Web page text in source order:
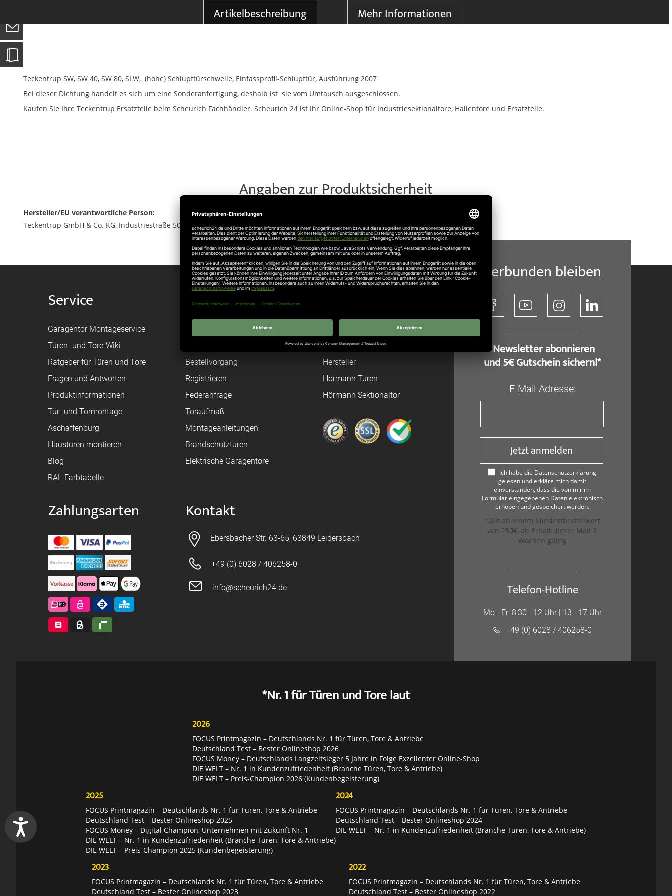
Artikelbeschreibung Mehr Informationen
Teckentrup SW, SW 40, SW 80, SLW, (hohe) Schlupftürschwelle, Einfassprofil-Schlupftür, Ausführung 2007
Bei dieser Dichtung handelt es sich um eine Sonderanfertigung, deshalb ist sie vom Umtausch ausgeschlossen.
Kaufen Sie Ihre Teckentrup Ersatzteile beim Scheurich Fachhändler. Scheurich 24 ist Ihr Online-Shop für Industriesektionaltore, Hallentore und Ersatzteile.
Angaben zur Produktsicherheit
Hersteller/EU verantwortliche Person:
Teckentrup GmbH & Co. KG, Industriestraße 50, 33415 Verl-Sürenheide, Telefon 05246 504-0 , info@teckentrup.biz
Service
Garagentor Montageservice
Türen- und Tore-Wiki
Ratgeber für Türen und Tore
Fragen und Antworten
Produktinformationen
Tür- und Tormontage
Aschaffenburg
Haustüren montieren
Blog
RAL-Farbtabelle
Shop
Bestellvorgang
Registrieren
Federanfrage
Toraufmaß
Montageanleitungen
Brandschutztüren
Elektrische Garagentore
Stellenangebote
Hersteller
Hörmann Türen
Hörmann Sektionaltor
Zahlungsarten Kontakt
Ebersbacher Str. 63-65, 63849 Leidersbach
+49 (0) 6028 / 406258-0
info@scheurich24.de
Verbunden bleiben
​ Newsletter abonnieren
und 5€ Gutschein sichern!*
E-Mail-Adresse:
Jetzt anmelden
Ich habe die Datenschutzerklärung
gelesen und erkläre mich damit
einverstanden, dass die von mir im
Formular eingegebenen Daten elektronisch
erhoben und gespeichert werden.
*Gilt ab einem Mindestbestellwert
von 250€, ab Erhalt dieser Mail 2
Wochen gültig
Telefon-Hotline
Mo - Fr: 8:30 - 12 Uhr | 13 - 17 Uhr
+49 (0) 6028 / 406258-0
*Nr. 1 für Türen und Tore laut
2026
FOCUS Printmagazin – Deutschlands Nr. 1 für Türen, Tore & Antriebe
Deutschland Test – Bester Onlineshop 2026
FOCUS Money – Deutschlands Langzeitsieger 5 Jahre in Folge Exzellenter Online-Shop
DIE WELT – Nr. 1 in Kundenzufriedenheit (Branche Türen, Tore & Antriebe)
DIE WELT – Preis-Champion 2026 (Kundenbegeisterung)
2025
FOCUS Printmagazin – Deutschlands Nr. 1 für Türen, Tore & Antriebe
Deutschland Test – Bester Onlineshop 2025
FOCUS Money – Digital Champion, Unternehmen mit Zukunft Nr. 1
DIE WELT – Nr. 1 in Kundenzufriedenheit (Branche Türen, Tore & Antriebe)
DIE WELT – Preis-Champion 2025 (Kundenbegeisterung)
2024
FOCUS Printmagazin – Deutschlands Nr. 1 für Türen, Tore & Antriebe
Deutschland Test – Bester Onlineshop 2024
DIE WELT – Nr. 1 in Kundenzufriedenheit (Branche Türen, Tore & Antriebe)
2023
FOCUS Printmagazin – Deutschlands Nr. 1 für Türen, Tore & Antriebe
Deutschland Test – Bester Onlineshop 2023
2022
FOCUS Printmagazin – Deutschlands Nr. 1 für Türen, Tore & Antriebe
Deutschland Test – Bester Onlineshop 2022